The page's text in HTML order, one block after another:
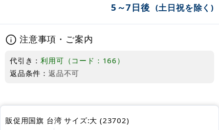
5～7日後 (土日祝を除く)
注意事項・ご案内
代引き：利用可（コード：166）
返品条件： 返品不可
販促用国旗 台湾 サイズ:大 (23702)